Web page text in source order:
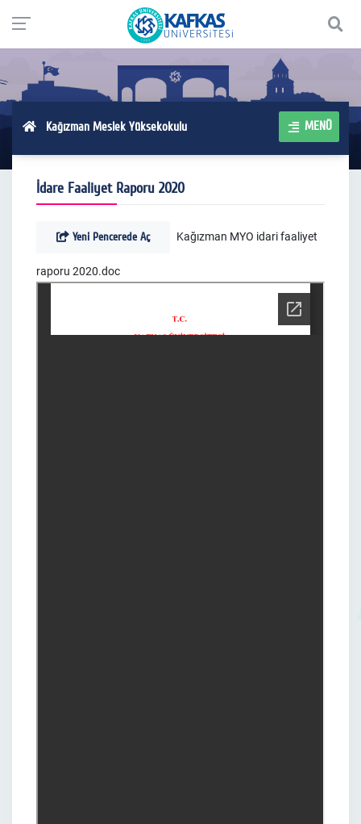
Kağızman Meslek Yüksekokulu MENÜ
İdare Faaliyet Raporu 2020
Yeni Pencerede Aç Kağızman MYO idari faaliyet
raporu 2020.doc